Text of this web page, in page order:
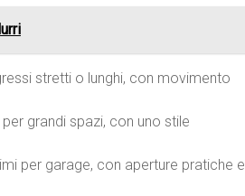
stretti o lunghi, con movimento
grandi spazi, con uno stile
per garage, con aperture pratiche e